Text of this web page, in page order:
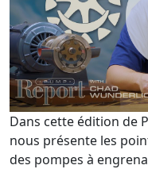
Dans cette édition de
nous présente les
des pompes à